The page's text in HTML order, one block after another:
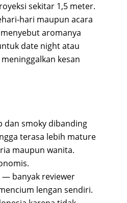
sekitar 1,5 meter.
hari maupun acara
aromanya
date night atau
kesan
dan smoky dibanding
terasa lebih mature
maupun wanita.
— banyak reviewer
lengan sendiri.